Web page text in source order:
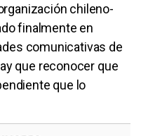
chileno-
finalmente en
comunicativas de
que reconocer que
que lo